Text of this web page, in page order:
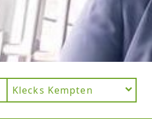
Klecks Kempten